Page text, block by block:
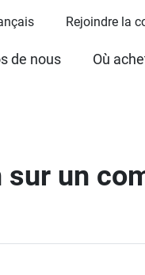
Rejoindre la
de nous Où
un